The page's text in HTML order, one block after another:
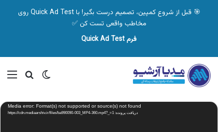
🎯 قبل از شروع کمپین، تصمیم درست بگیر! با Quick Ad Test روی
مخاطب واقعی تست کن ✅
فرم Quick Ad Test
تغییر پوسته
نمایشگر
ویدیو Media error: Format(s) not supported or source(s) not found
دریافت پرونده: https://cdn.mediaarshiv.ir/files/ba990090-003_MP4-360.mp4?_=1